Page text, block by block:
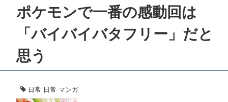
ポケモンで一番の感動回は
「バイバイバタフリー」だと
思う
日常 日常-マンガ